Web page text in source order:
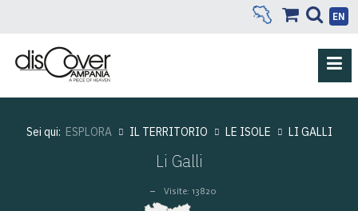
EN
Sei qui: ESPLORA IL TERRITORIO LE ISOLE LI GALLI
Li Galli
Visite: 13820